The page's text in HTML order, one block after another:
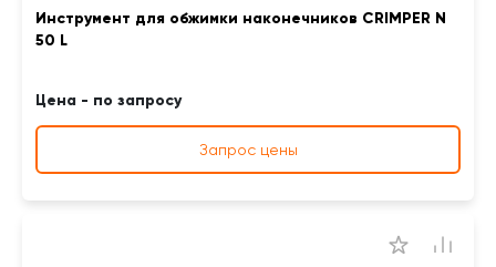
Инструмент для обжимки наконечников CRIMPER N
50 L
Цена - по запросу
Запрос цены